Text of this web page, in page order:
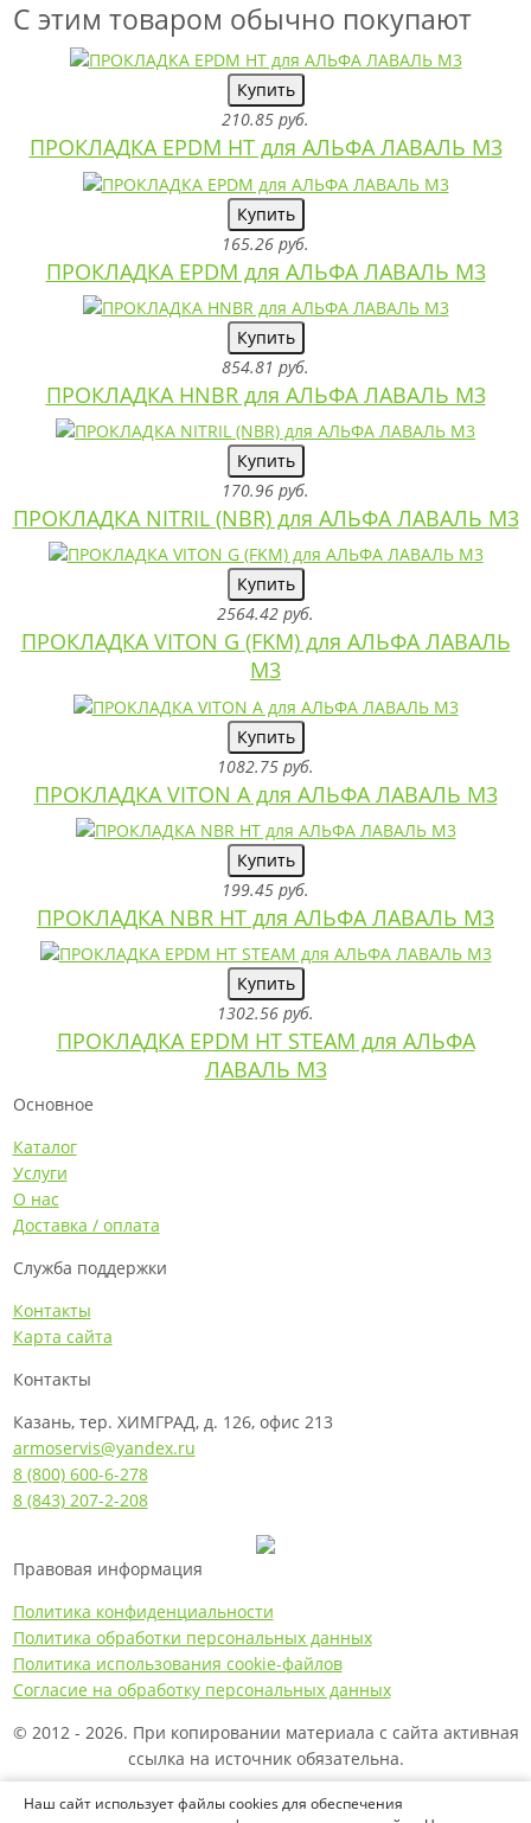
С этим товаром обычно покупают
Купить
210.85 руб.
ПРОКЛАДКА EPDM HT для АЛЬФА ЛАВАЛЬ M3
Купить
165.26 руб.
ПРОКЛАДКА EPDM для АЛЬФА ЛАВАЛЬ M3
Купить
854.81 руб.
ПРОКЛАДКА HNBR для АЛЬФА ЛАВАЛЬ M3
Купить
170.96 руб.
ПРОКЛАДКА NITRIL (NBR) для АЛЬФА ЛАВАЛЬ M3
Купить
2564.42 руб.
ПРОКЛАДКА VITON G (FKM) для АЛЬФА ЛАВАЛЬ
M3
Купить
1082.75 руб.
ПРОКЛАДКА VITON A для АЛЬФА ЛАВАЛЬ M3
Купить
199.45 руб.
ПРОКЛАДКА NBR HT для АЛЬФА ЛАВАЛЬ M3
Купить
1302.56 руб.
ПРОКЛАДКА EPDM HT STEAM для АЛЬФА
ЛАВАЛЬ M3
Наш сайт использует файлы cookies для обеспечения
Основное
Каталог
Услуги
О нас
Доставка / оплата
Служба поддержки
Контакты
Карта сайта
Контакты
Казань, тер. ХИМГРАД, д. 126, офис 213
armoservis@yandex.ru
8 (800) 600-6-278
8 (843) 207-2-208
Правовая информация
Политика конфиденциальности
Политика обработки персональных данных
Политика использования cookie-файлов
Согласие на обработку персональных данных
© 2012 - 2026. При копировании материала с сайта активная
ссылка на источник обязательна.
Названия производителей, компаний и товарные знаки